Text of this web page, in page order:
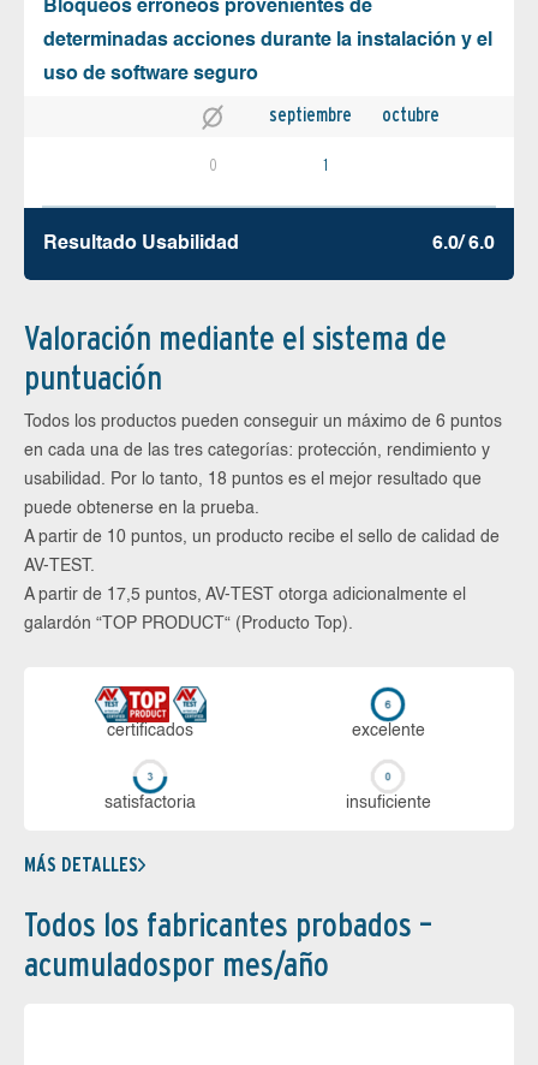
Bloqueos erróneos provenientes de
determinadas acciones durante la instalación y el
uso de software seguro
septiembre octubre
0 1
Resultado Usabilidad 6.0/ 6.0
Valoración mediante el sistema de
puntuación
Todos los productos pueden conseguir un máximo de 6 puntos
en cada una de las tres categorías: protección, rendimiento y
usabilidad. Por lo tanto, 18 puntos es el mejor resultado que
puede obtenerse en la prueba.
A partir de 10 puntos, un producto recibe el sello de calidad de
AV-TEST.
A partir de 17,5 puntos, AV-TEST otorga adicionalmente el
galardón “TOP PRODUCT“ (Producto Top).
certi­ficados ex­ce­len­te
sa­tis­fac­to­ria in­su­fi­cien­te
MÁS DETALLES
Todos los fabricantes probados –
acumuladospor mes/año